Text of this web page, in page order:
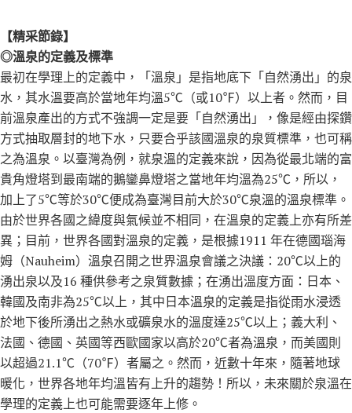
【精采節錄】
◎溫泉的定義及標準
最初在學理上的定義中，「溫泉」是指地底下「自然湧出」的泉
水，其水溫要高於當地年均溫5℃（或10℉）以上者。然而，目
前溫泉產出的方式不強調一定是要「自然湧出」，像是經由探鑽
方式抽取層封的地下水，只要合乎該國溫泉的泉質標準，也可稱
之為溫泉。以臺灣為例，就泉溫的定義來說，因為從最北端的富
貴角燈塔到最南端的鵝鑾鼻燈塔之當地年均溫為25℃，所以，
加上了5℃等於30℃便成為臺灣目前大於30℃泉溫的溫泉標準。
由於世界各國之緯度與氣候並不相同，在溫泉的定義上亦有所差
異；目前，世界各國對溫泉的定義，是根據1911 年在德國瑙海
姆（Nauheim）溫泉召開之世界溫泉會議之決議：20℃以上的
湧出泉以及16 種供參考之泉質數據；在湧出溫度方面：日本、
韓國及南非為25℃以上，其中日本溫泉的定義是指從雨水浸透
於地下後所湧出之熱水或礦泉水的溫度達25℃以上；義大利、
法國、德國、英國等西歐國家以高於20℃者為溫泉，而美國則
以超過21.1℃（70℉）者屬之。然而，近數十年來，隨著地球
暖化，世界各地年均溫皆有上升的趨勢！所以，未來關於泉溫在
學理的定義上也可能需要逐年上修。